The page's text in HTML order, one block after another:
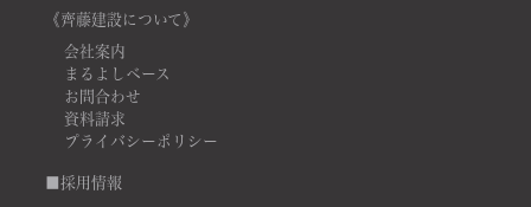
《齊藤建設について》
会社案内
まるよしベース
お問合わせ
資料請求
プライバシーポリシー
■採用情報